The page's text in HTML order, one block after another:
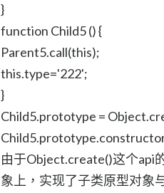
}
function Child5 () {
Parent5.call(this);
this.type='222';
}
Child5.prototype =
由于Object.create()这个api
象上，实现了子类原型对象